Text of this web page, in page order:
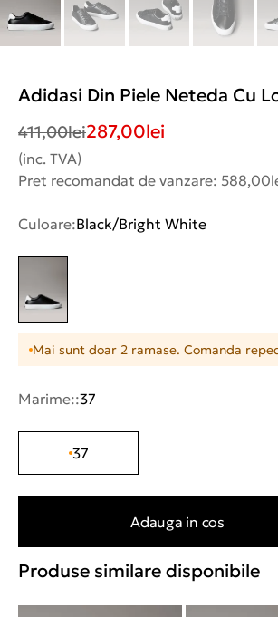
Adidasi Din Piele Neteda Cu
411,00lei287,00lei
(inc. TVA)
Pret recomandat de vanzare:
Culoare:Black/Bright White
Mai sunt doar 2 ramase. Comanda
Marime::37
37
Adauga in cos
Produse similare disponibile